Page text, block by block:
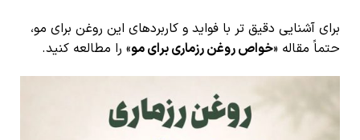
برای آشنایی دقیق تر با فواید و کاربردهای این روغن برای مو،
حتماً مقاله «خواص روغن رزماری برای مو» را مطالعه کنید.